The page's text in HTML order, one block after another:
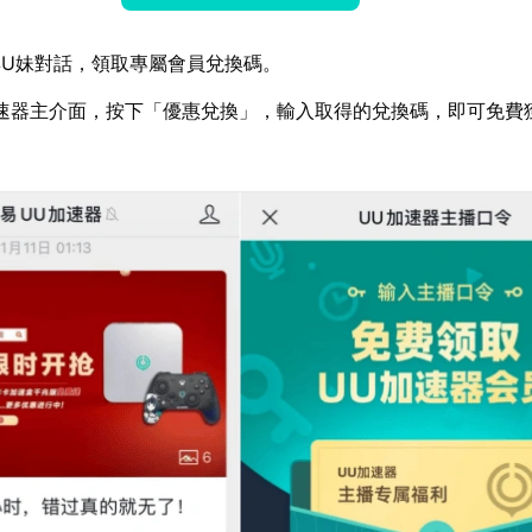
妹對話，領取專屬會員兌換碼。
器主介面，按下「優惠兌換」，輸入取得的兌換碼，即可免費